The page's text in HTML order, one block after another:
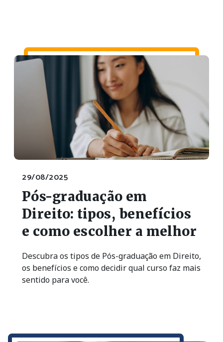
29/08/2025
Pós-graduação em
Direito: tipos, benefícios
e como escolher a melhor
Descubra os tipos de Pós-graduação em Direito,
os benefícios e como decidir qual curso faz mais
sentido para você.